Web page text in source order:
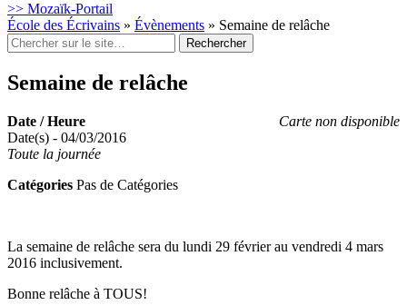
>> Mozaïk-Portail
École des Écrivains » Évènements » Semaine de relâche
Rechercher
:
Semaine de relâche
Carte non disponible
Date / Heure
Date(s) - 04/03/2016
Toute la journée
Catégories Pas de Catégories
La semaine de relâche sera du lundi 29 février au vendredi 4 mars
2016 inclusivement.
Bonne relâche à TOUS!